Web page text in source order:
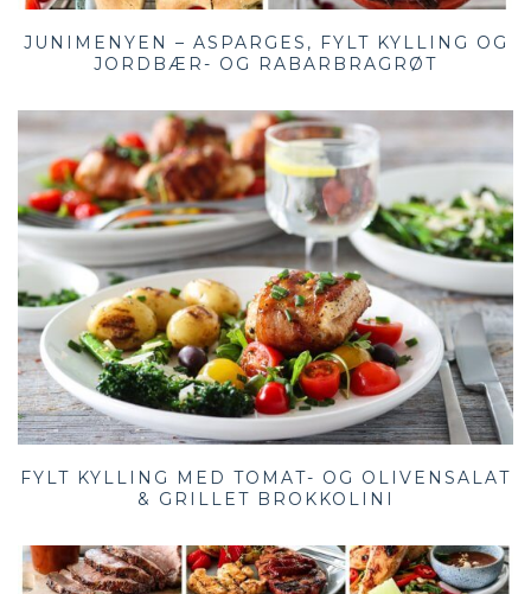
JUNIMENYEN – ASPARGES, FYLT KYLLING OG
JORDBÆR- OG RABARBRAGRØT
FYLT KYLLING MED TOMAT- OG OLIVENSALAT
& GRILLET BROKKOLINI